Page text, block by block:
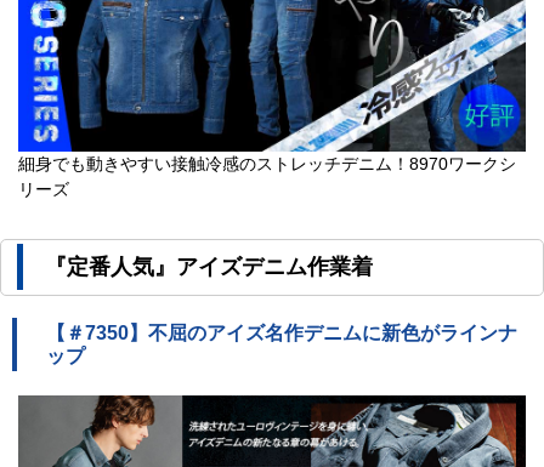
細身でも動きやすい接触冷感のストレッチデニム！8970ワークシ
リーズ
『定番人気』アイズデニム作業着
【＃7350】不屈のアイズ名作デニムに新色がラインナ
ップ